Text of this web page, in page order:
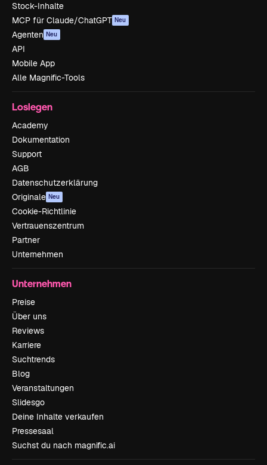
Stock-Inhalte
MCP für Claude/ChatGPT Neu
Agenten Neu
API
Mobile App
Alle Magnific-Tools
Loslegen
Academy
Dokumentation
Support
AGB
Datenschutzerklärung
Originale Neu
Cookie-Richtlinie
Vertrauenszentrum
Partner
Unternehmen
Unternehmen
Preise
Über uns
Reviews
Karriere
Suchtrends
Blog
Veranstaltungen
Slidesgo
Deine Inhalte verkaufen
Pressesaal
Suchst du nach magnific.ai